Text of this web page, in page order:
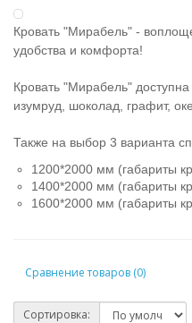
Кровать "Мирабель" -
удобства и комфорта!
Кровать "Мирабель" доступна
изумруд, шоколад, графит,
Также на выбор 3 варианта
1200*2000 мм (габариты
1400*2000 мм (габариты
1600*2000 мм (габариты
Сравнение товаров (0)
Сортировка: